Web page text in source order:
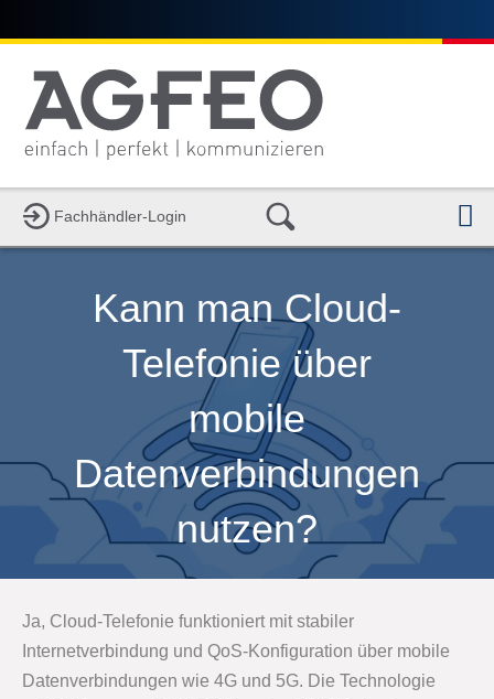
Fachhändler-Login
Kann man Cloud-
Telefonie über
mobile
Datenverbindungen
nutzen?
Ja, Cloud-Telefonie funktioniert mit stabiler
Internetverbindung und QoS-Konfiguration über mobile
Datenverbindungen wie 4G und 5G. Die Technologie